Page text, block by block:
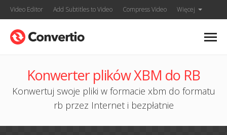
Video Editor Add Subtitles to Video Compress Video Więcej
Konwerter plików XBM do RB
Konwertuj swoje pliki w formacie xbm do formatu
rb przez Internet i bezpłatnie